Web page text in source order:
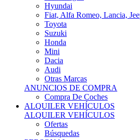
Fiat, Alfa Romeo, Lancia, Jeep
Toyota
Suzuki
Honda
Mini
Dacia
Audi
Otras Marcas
ANUNCIOS DE COMPRA
Compra De Coches
ALQUILER VEHÍCULOS
ALQUILER VEHÍCULOS
Ofertas
Búsquedas
PERSONAL